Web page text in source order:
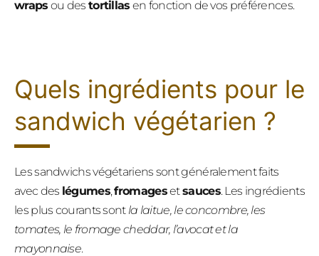
wraps ou des tortillas en fonction de vos préférences.
Quels ingrédients pour le
sandwich végétarien ?
Les sandwichs végétariens sont généralement faits
avec des légumes,fromagesetsauces. Les ingrédients
les plus courants sont la laitue, le concombre, les
tomates, le fromage cheddar, l’avocat et la
mayonnaise.